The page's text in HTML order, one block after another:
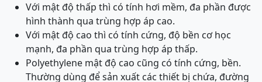
Với mật độ thấp thì có tính hơi mềm, đa phần được
hình thành qua trùng hợp áp cao.
Với mật độ cao thì có tính cứng, độ bền cơ học
mạnh, đa phần qua trùng hợp áp thấp.
Polyethylene mật độ cao cũng có tính cứng, bền.
Thường dùng để sản xuất các thiết bị chứa, đường